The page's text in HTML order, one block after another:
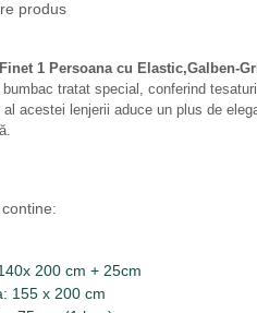
produs
1 Persoana cu Elastic,Galben-
tratat special, conferind
al acestei lenjerii aduce un plus de
200 cm + 25cm
155 x 200 cm